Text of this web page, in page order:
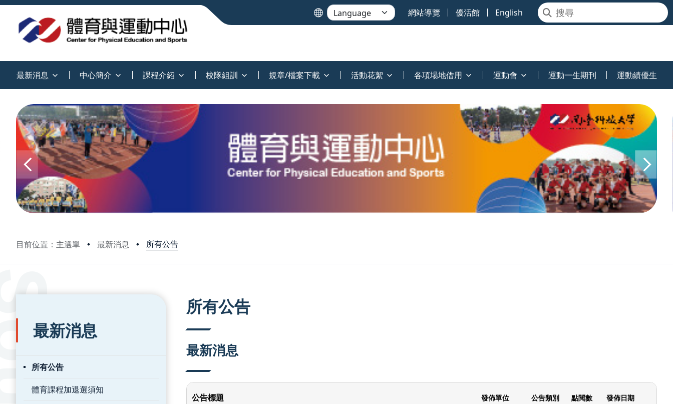
網站導覽 優活館 English
最新消息 中心簡介 課程介紹 校隊組訓 規章/檔案下載 活動花絮 各項場地借用 運動會 運動一生期刊 運動績優生
目前位置：主選單 最新消息 所有公告
:::
最新消息
所有公告
體育課程加退選須知
所有公告
最新消息
公告標題 發佈單位 公告類別 點閱數 發佈日期